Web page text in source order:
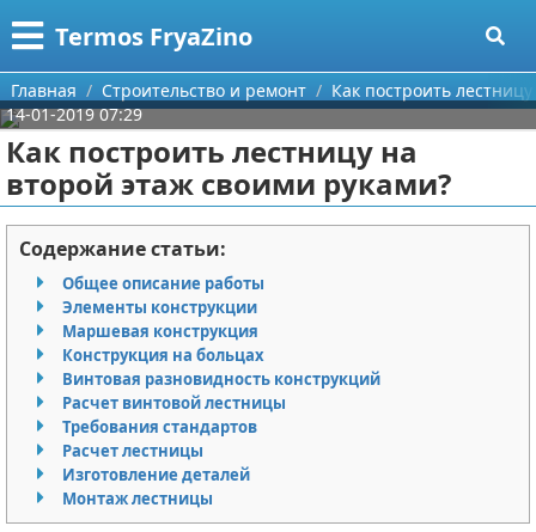
Termos FryaZino
Меню
Главная
Категории
Программирование
Дом и семья
Автомобили
Строительство и ремонт
Здоровье
Компьютеры
Личность
Поиск
О проекте
Контакты
Сотрудничество
Размещение рекламы
Для правообладателей
Условия предоставления информации
Главная Строительство и ремонт
Как построить
14-01-2019 07:29
Как построить лестницу на
второй этаж своими руками?
Содержание статьи:
Общее описание работы
Элементы конструкции
Маршевая конструкция
Конструкция на больцах
Винтовая разновидность конструкций
Расчет винтовой лестницы
Требования стандартов
Расчет лестницы
Изготовление деталей
Монтаж лестницы